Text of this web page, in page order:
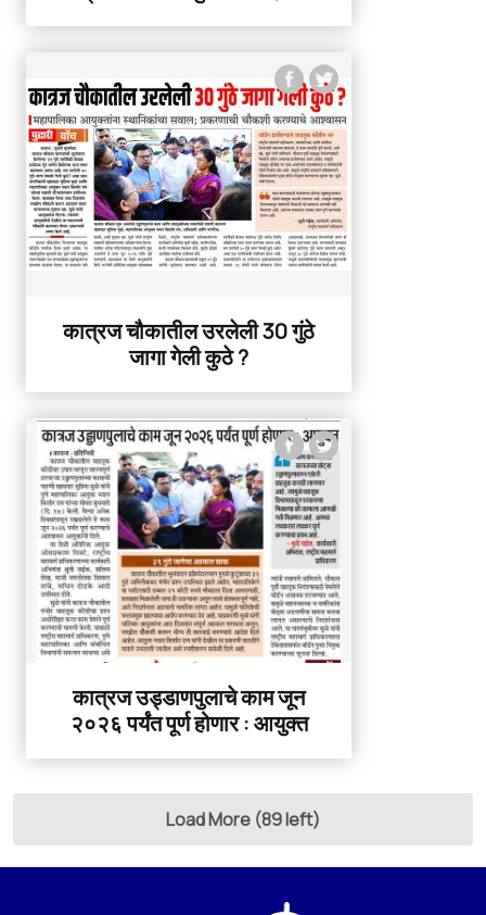
कात्रज चौकातील उरलेली 30 गुंठे
जागा गेली कुठे ?
कात्रज उड्डाणपुलाचे काम जून
२०२६ पर्यंत पूर्ण होणार : आयुक्त
Load More (89 left)